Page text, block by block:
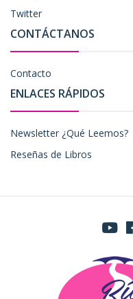
Twitter
CONTÁCTANOS
Contacto
ENLACES RÁPIDOS
Newsletter ¿Qué Leemos?
Reseñas de Libros